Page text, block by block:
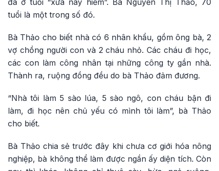
đã ở tuổi “xưa nay hiếm”. Bà Nguyễn Thị Thảo, 70
tuổi là một trong số đó.
Bà Thảo cho biết nhà có 6 nhân khẩu, gồm ông bà, 2
vợ chồng người con và 2 cháu nhỏ. Các cháu đi học,
các con làm công nhân tại những công ty gần nhà.
Thành ra, ruộng đồng đều do bà Thảo đảm đương.
“Nhà tôi làm 5 sào lúa, 5 sào ngô, con cháu bận đi
làm, đi học nên chủ yếu có mình tôi làm”, bà Thảo
cho biết.
Bà Thảo chia sẻ trước đây khi chưa cơ giới hóa nông
nghiệp, bà không thể làm được ngần ấy diện tích. Còn